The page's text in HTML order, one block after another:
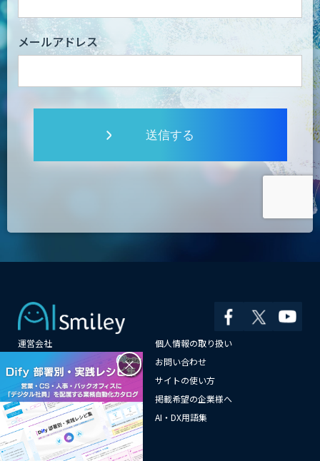
メールアドレス
送信する
運営会社
個人情報の取り扱い
お問い合わせ
メールマガジン登録
サイトの使い方
情報提供はこちらから
掲載希望の企業様へ
AI企業一覧
AI・DX用語集
サイトマップ
×